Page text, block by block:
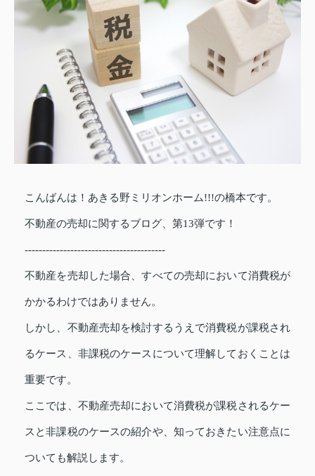
こんばんは！あきる野ミリオンホーム!!!の橋本です。
不動産の売却に関するブログ、第13弾です！
----------------------------------------
不動産を売却した場合、すべての売却において消費税が
かかるわけではありません。
しかし、不動産売却を検討するうえで消費税が課税され
るケース、非課税のケースについて理解しておくことは
重要です。
ここでは、不動産売却において消費税が課税されるケー
スと非課税のケースの紹介や、知っておきたい注意点に
ついても解説します。